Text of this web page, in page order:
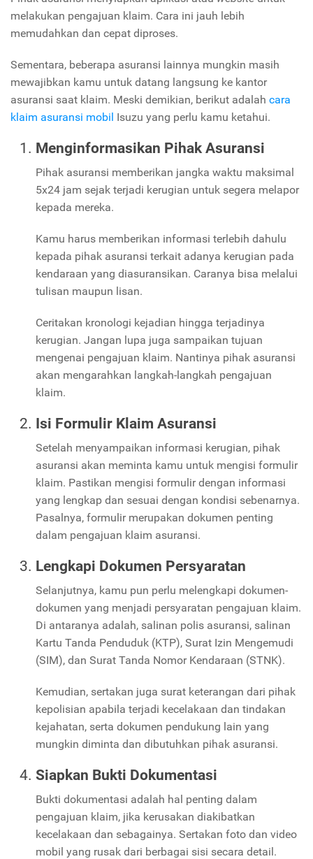
melakukan pengajuan klaim. Cara ini jauh lebih
memudahkan dan cepat diproses.
Sementara, beberapa asuransi lainnya mungkin masih
mewajibkan kamu untuk datang langsung ke kantor
asuransi saat klaim. Meski demikian, berikut adalah cara
klaim asuransi mobil Isuzu yang perlu kamu ketahui.
Menginformasikan Pihak Asuransi
Pihak asuransi memberikan jangka waktu maksimal
5x24 jam sejak terjadi kerugian untuk segera melapor
kepada mereka.
Kamu harus memberikan informasi terlebih dahulu
kepada pihak asuransi terkait adanya kerugian pada
kendaraan yang diasuransikan. Caranya bisa melalui
tulisan maupun lisan.
Ceritakan kronologi kejadian hingga terjadinya
kerugian. Jangan lupa juga sampaikan tujuan
mengenai pengajuan klaim. Nantinya pihak asuransi
akan mengarahkan langkah-langkah pengajuan
klaim.
Isi Formulir Klaim Asuransi
Setelah menyampaikan informasi kerugian, pihak
asuransi akan meminta kamu untuk mengisi formulir
klaim. Pastikan mengisi formulir dengan informasi
yang lengkap dan sesuai dengan kondisi sebenarnya.
Pasalnya, formulir merupakan dokumen penting
dalam pengajuan klaim asuransi.
Lengkapi Dokumen Persyaratan
Selanjutnya, kamu pun perlu melengkapi dokumen-
dokumen yang menjadi persyaratan pengajuan klaim.
Di antaranya adalah, salinan polis asuransi, salinan
Kartu Tanda Penduduk (KTP), Surat Izin Mengemudi
(SIM), dan Surat Tanda Nomor Kendaraan (STNK).
Kemudian, sertakan juga surat keterangan dari pihak
kepolisian apabila terjadi kecelakaan dan tindakan
kejahatan, serta dokumen pendukung lain yang
mungkin diminta dan dibutuhkan pihak asuransi.
Siapkan Bukti Dokumentasi
Bukti dokumentasi adalah hal penting dalam
pengajuan klaim, jika kerusakan diakibatkan
kecelakaan dan sebagainya. Sertakan foto dan video
mobil yang rusak dari berbagai sisi secara detail.